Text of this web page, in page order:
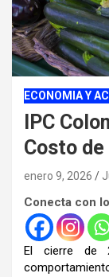
ECONOMIA Y
IPC
Costo
enero 9, 2026
Conecta con
El cierre de